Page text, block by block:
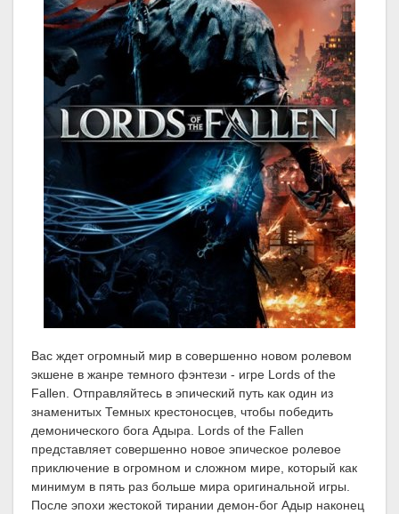
Вас ждет огромный мир в совершенно новом ролевом
экшене в жанре темного фэнтези - игре Lords of the
Fallen. Отправляйтесь в эпический путь как один из
знаменитых Темных крестоносцев, чтобы победить
демонического бога Адыра. Lords of the Fallen
представляет совершенно новое эпическое ролевое
приключение в огромном и сложном мире, который как
минимум в пять раз больше мира оригинальной игры.
После эпохи жестокой тирании демон-бог Адыр наконец